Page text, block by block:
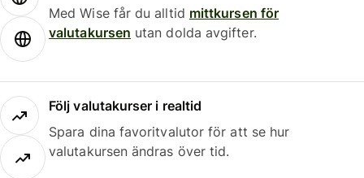
Med Wise får du alltid mittkursen för
valutakursen utan dolda avgifter.
Följ valutakurser i realtid
Spara dina favoritvalutor för att se hur
valutakursen ändras över tid.